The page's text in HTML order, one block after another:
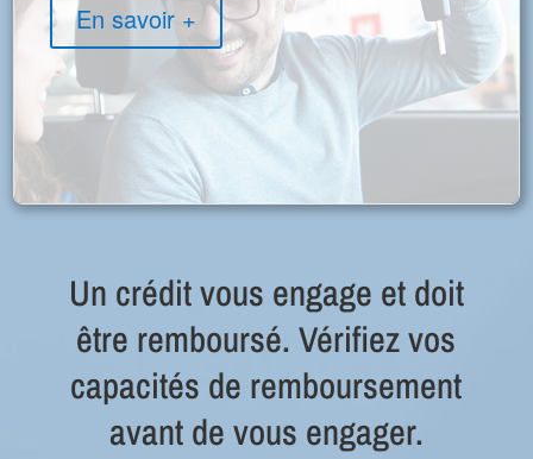
En savoir +
Un crédit vous engage et doit
être remboursé. Vérifiez vos
capacités de remboursement
avant de vous engager.